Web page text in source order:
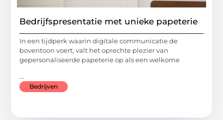
Bedrijfspresentatie met unieke papeterie
In een tijdperk waarin digitale communicatie de
boventoon voert, valt het oprechte plezier van
gepersonaliseerde papeterie op als een welkome
...
Bedrijven